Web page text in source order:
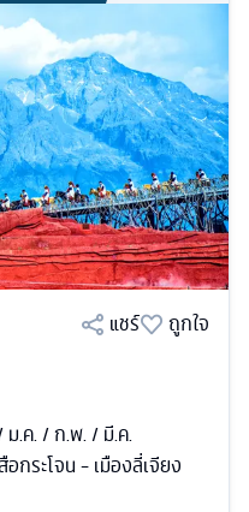
แชร์
ถูกใจ
ม.ค. / ก.พ. / มี.ค.
กระโจน - เมืองลี่เจียง